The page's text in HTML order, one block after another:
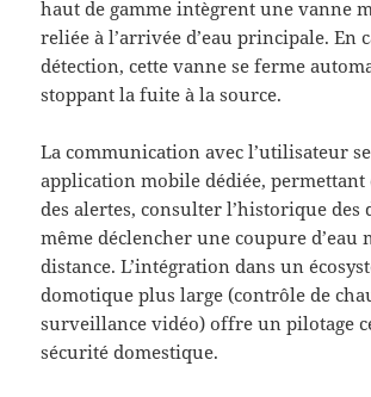
haut de gamme intègrent une vanne
reliée à l’arrivée d’eau principale. En
détection, cette vanne se ferme
stoppant la fuite à la source.
La communication avec l’utilisateur
application mobile dédiée, permettant
des alertes, consulter l’historique des
même déclencher une coupure d’eau
distance. L’intégration dans un
domotique plus large (contrôle de
surveillance vidéo) offre un pilotage
sécurité domestique.